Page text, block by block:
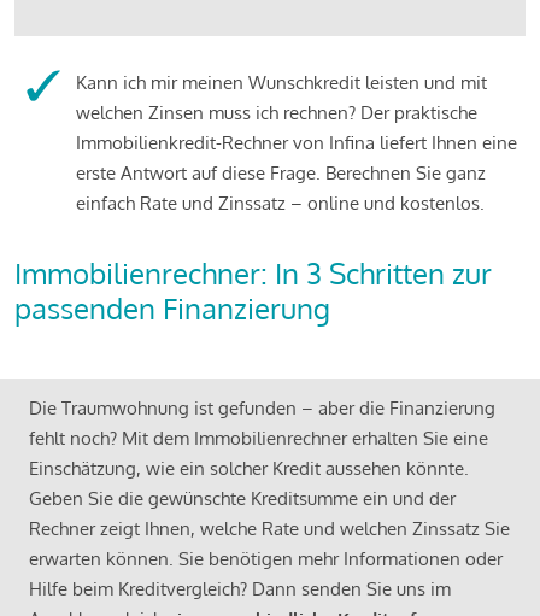
Kann ich mir meinen Wunschkredit leisten und mit
welchen Zinsen muss ich rechnen? Der praktische
Immobilienkredit-Rechner von Infina liefert Ihnen eine
erste Antwort auf diese Frage. Berechnen Sie ganz
einfach Rate und Zinssatz – online und kostenlos.
Immobilienrechner: In 3 Schritten zur
passenden Finanzierung
Die Traumwohnung ist gefunden – aber die Finanzierung
fehlt noch? Mit dem Immobilienrechner erhalten Sie eine
Einschätzung, wie ein solcher Kredit aussehen könnte.
Geben Sie die gewünschte Kreditsumme ein und der
Rechner zeigt Ihnen, welche Rate und welchen Zinssatz Sie
erwarten können. Sie benötigen mehr Informationen oder
Hilfe beim Kreditvergleich? Dann senden Sie uns im